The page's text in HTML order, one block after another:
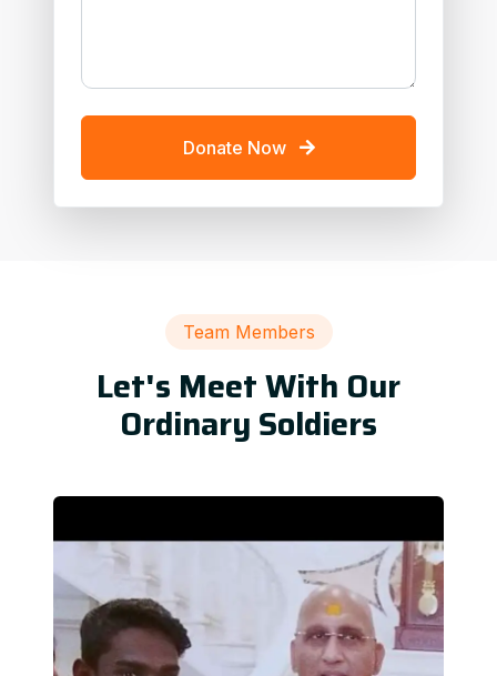
Donate Now
Team Members
Let's Meet With Our
Ordinary Soldiers